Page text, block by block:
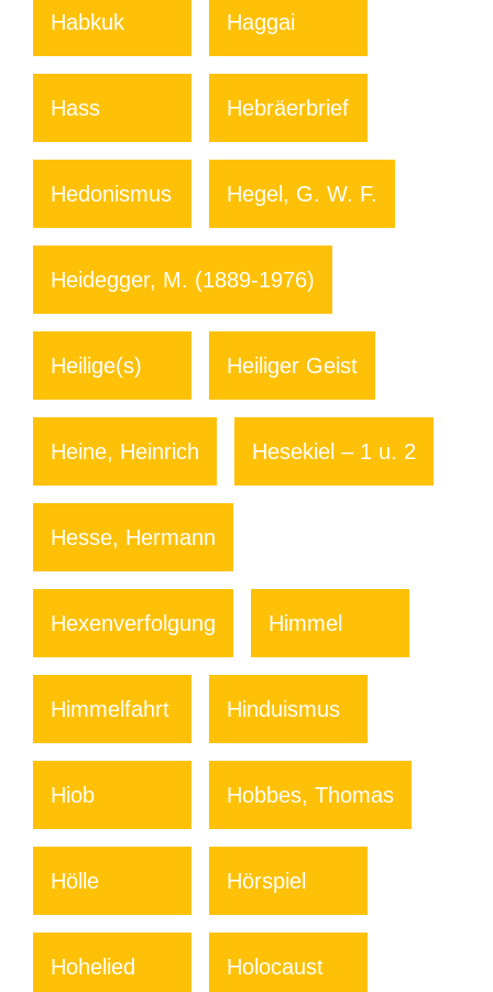
Habkuk Haggai
Hass Hebräerbrief
Hedonismus Hegel, G. W. F.
Heidegger, M. (1889-1976)
Heilige(s) Heiliger Geist
Heine, Heinrich Hesekiel – 1 u. 2
Hesse, Hermann
Hexenverfolgung Himmel
Himmelfahrt Hinduismus
Hiob Hobbes, Thomas
Hölle Hörspiel
Hohelied Holocaust